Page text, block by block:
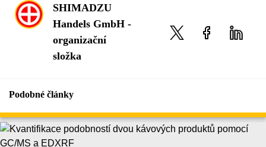
SHIMADZU
Handels GmbH -
organizační
složka
Podobné články